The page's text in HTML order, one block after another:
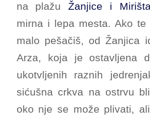
na plažuŽanjice i
mirna i lepa mesta. Ako
malo pešačiš, od Žanjica
Arza, koja je ostavljena
ukotvljenih raznih
sićušna crkva na ostrvu
oko nje se može plivati,